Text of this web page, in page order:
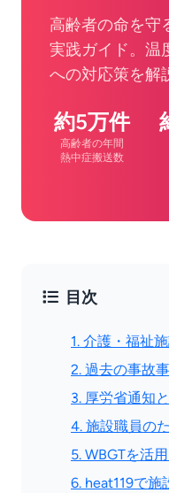
高齢者の命を守
実践ガイド。温
への対応策を解
約5万件
高齢者の年間
熱中症搬送数
目次
1. 介護・福祉
2. 過去の事故
3. 厚労省通知
4. 施設職員の
5. WBGTを活
6. heat119で施